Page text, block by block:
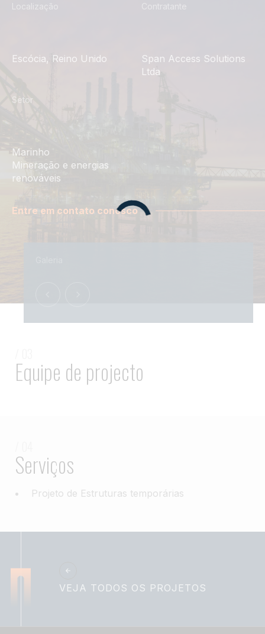
Localização
Escócia, Reino Unido
Span Access Solutions
Ltda
Setor
Marinho
Mineração e energias
renováveis
Entre em contato conosco
Equipe de projecto
Serviços
Projeto de Estruturas temporárias
VEJA TODOS OS PROJETOS